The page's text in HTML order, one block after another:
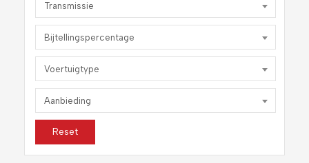
Transmissie
Bijtellingspercentage
Voertuigtype
Aanbieding
Reset